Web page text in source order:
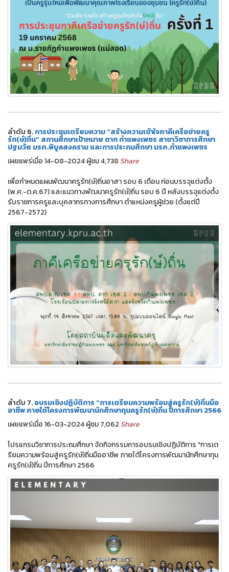
ลำดับ 6.การประชุมเตรียมความ "สร้างความเข้าใจภาคีเครือข่ายครู
รัก(ษ์)ถิ่น" สถานศึกษาเป้าหมาย ตาก กำแพงเพชร สาขาวิชาการศึกษา
ปฐมวัย มรภ.พิบูลสงคราม และการประถมศึกษา มรภ.กำแพงเพชร
เผยแพร่เมื่อ 14-08-2024 ผู้ชม 4,738 Share
เพื่อกำหนดแผนพัฒนาครูรัก(ษ์)ถิ่นอาสา รอบ 6 เดือน ก่อนบรรจุแต่งตั้ง
(พ.ค.-ต.ค.67) และแนวทางพัฒนาครูรัก(ษ์)ถิ่น รอบ 6 ปี หลังบรรจุแต่งตั้ง
รับราชการครูและบุคลากรทางการศึกษา ตำแหน่งครูผู้ช่วย (ตั้งแต่ปี
2567-2572)
ลำดับ 7.อบรมเชิงปฏิบัติการ "การเตรียมความพร้อมสู่ครูรัก(ษ์)ถิ่นมือ
อาชีพ ภายใต้โครงการพัฒนานักศึกษาทุนครูรัก(ษ์)ถิ่น ปีการศึกษา 2566
เผยแพร่เมื่อ 16-03-2024 ผู้ชม 7,062 Share
โปรแกรมวิชาการประถมศึกษา จัดกิจกรรมการอบรมเชิงปฏิบัติการ "การเต
รียมความพร้อมสู่ครูรัก(ษ์)ถิ่นมืออาชีพ ภายใต้โครงการพัฒนานักศึกษาทุน
ครูรัก(ษ์)ถิ่น ปีการศึกษา 2566